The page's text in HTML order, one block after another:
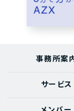
事務所案
サービス